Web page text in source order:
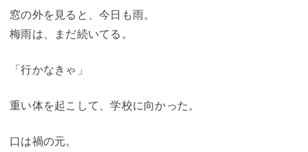
窓の外を見ると、今日も雨。
梅雨は、まだ続いてる。
「行かなきゃ」
重い体を起こして、学校に向かった。
口は禍の元。